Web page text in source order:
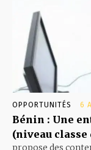
OPPORTUNITÉS 6
Bénin : Une
(niveau
propose des